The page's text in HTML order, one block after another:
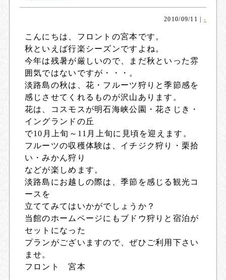
2010/09/11 -
こんにちは、フロントの宮本です。
秋といえば行楽シーズンですよね。
今年は残暑が厳しいので、まだ秋といった雰
囲気ではないですが・・・。
淡路島の秋は、花・フルーツ狩りと季節感を
感じさせてくれるものが沢山あります。
花は、コスモスが明石海峡公園・花さじき・
イングランドの丘
で10月上旬～11月上旬に見頃を迎えます。
フルーツの収穫体験は、イチジク狩り・栗拾
い・みかん狩り
などが楽しめます。
淡路島にお越しの際は、季節を感じる観光コ
ースを
立ててみてはいかがでしょうか？
当館のホームページにもブドウ狩りと宿泊が
セットになった
プランがございますので、ぜひご利用下さい
ませ。
フロント 宮本